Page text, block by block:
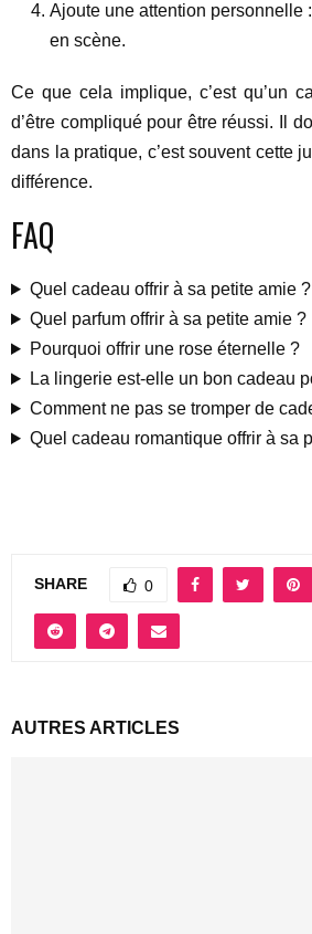
Ajoute une attention personnelle
en scène.
Ce que cela implique, c’est qu’un
d’être compliqué pour être réussi. Il
dans la pratique, c’est souvent cette
différence.
FAQ
Quel cadeau offrir à sa petite amie ?
Quel parfum offrir à sa petite amie ?
Pourquoi offrir une rose éternelle ?
La lingerie est-elle un bon cadeau
Comment ne pas se tromper de
Quel cadeau romantique offrir à sa
SHARE 0
AUTRES ARTICLES